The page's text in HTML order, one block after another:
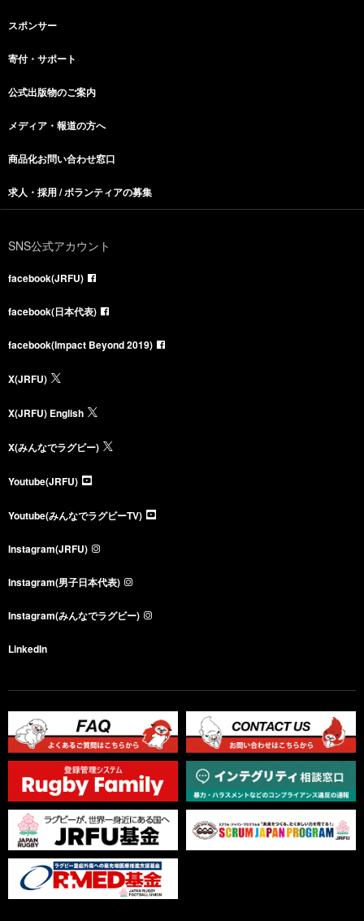
スポンサー
寄付・サポート
公式出版物のご案内
メディア・報道の方へ
商品化お問い合わせ窓口
求人・採用 / ボランティアの募集
SNS公式アカウント
facebook(JRFU)
facebook(日本代表)
facebook(Impact Beyond 2019)
X(JRFU)
X(JRFU) English
X(みんなでラグビー)
Youtube(JRFU)
Youtube(みんなでラグビーTV)
Instagram(JRFU)
Instagram(男子日本代表)
Instagram(みんなでラグビー)
LinkedIn